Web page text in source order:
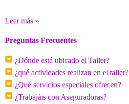
Leer más »
Preguntas Frecuentes
¿Dónde está ubicado el Taller?
¿qué actividades realizan en el taller?
¿Qué servicios especiales ofrecen?
¿Trabajáis con Aseguradoras?